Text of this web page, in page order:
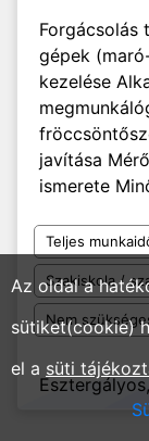
Forgácsolás
gépek
kezelése
javítása
ismerete
Teljes
Szakiskola /
Nem
Az oldal a
sütiket(cookie)
el a süti